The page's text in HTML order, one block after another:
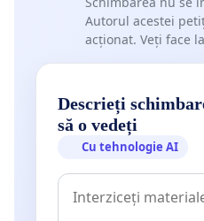
Autorul acestei
acționat. Veți face
Descrieți
să o vedeți
Cu tehnologie AI